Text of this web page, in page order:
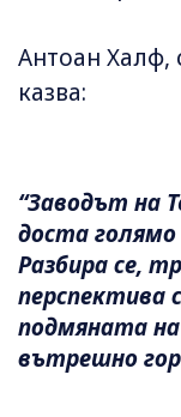
Антоан Халф,
казва:
“Заводът на
доста голямо
Разбира се,
перспектива
подмяната
вътрешно